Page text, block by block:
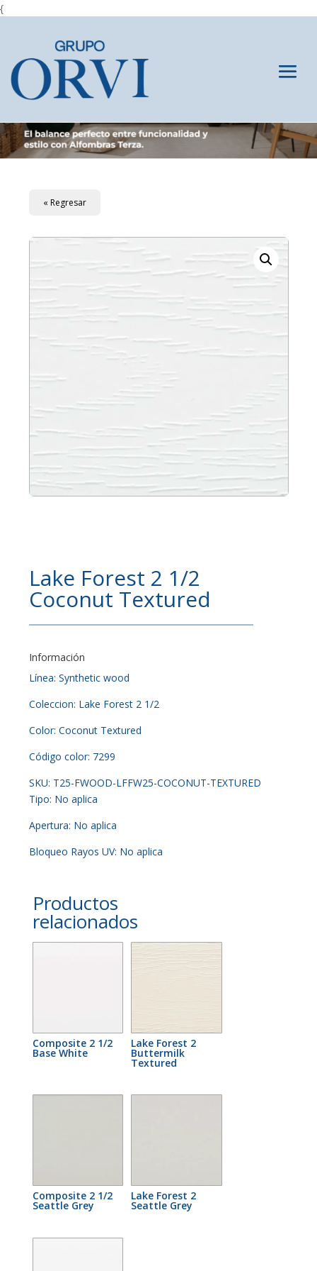
{
« Regresar
Lake Forest 2 1/2
Coconut Textured
Información
Línea: Synthetic wood
Coleccion: Lake Forest 2 1/2
Color: Coconut Textured
Código color: 7299
SKU: T25-FWOOD-LFFW25-COCONUT-TEXTURED
Tipo: No aplica
Apertura: No aplica
Bloqueo Rayos UV: No aplica
Productos
relacionados
Composite 2 1/2
Base White
Lake Forest 2
Buttermilk
Textured
Composite 2 1/2
Seattle Grey
Lake Forest 2
Seattle Grey